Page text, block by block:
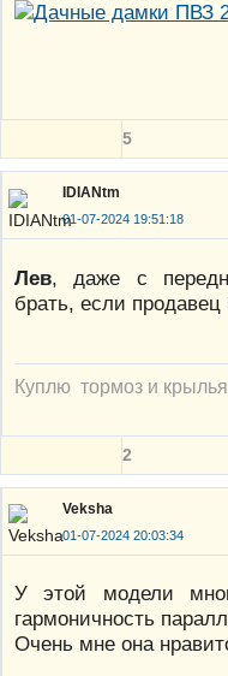
5
IDIANtm
01-07-2024 19:51:18
Лев, даже с
брать, если
Куплю тормоз и
2
Veksha
01-07-2024 20:03:34
У этой модели
гармоничность
Очень мне она